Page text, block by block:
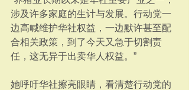
涉及许多家庭的生计与发展。行动党一
边高喊维护华社权益，一边默许甚至配
合相关政策，到了今天又急于切割责
任，这无异于出卖华人权益。”
她呼吁华社擦亮眼睛，看清楚行动党的